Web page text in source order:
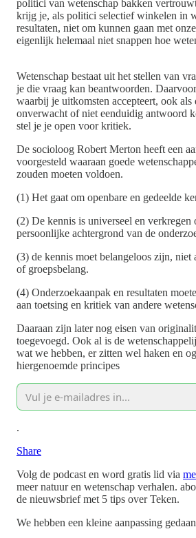
politici van wetenschap bakken
krijg je, als politici selectief winkelen in
resultaten, niet om kunnen gaan met
eigenlijk helemaal niet snappen hoe
Wetenschap bestaat uit het stellen van
je die vraag kan beantwoorden.
waarbij je uitkomsten accepteert, ook als
onverwacht of niet eenduidig antwoord
stel je je open voor kritiek.
De socioloog Robert Merton heeft een
voorgesteld waaraan goede
zouden moeten voldoen.
(1) Het gaat om openbare en gedeelde
(2) De kennis is universeel en
persoonlijke achtergrond van de
(3) de kennis moet belangeloos zijn, niet
of groepsbelang.
(4) Onderzoekaanpak en resultaten
aan toetsing en kritiek van andere
Daaraan zijn later nog eisen van
toegevoegd. Ook al is de
wat we hebben, er zitten wel haken en
hiergenoemde principes
.
Share
Volg de podcast en word gratis lid via
meer natuur en wetenschap verhalen.
de nieuwsbrief met 5 tips over Teken.
We hebben een kleine aanpassing